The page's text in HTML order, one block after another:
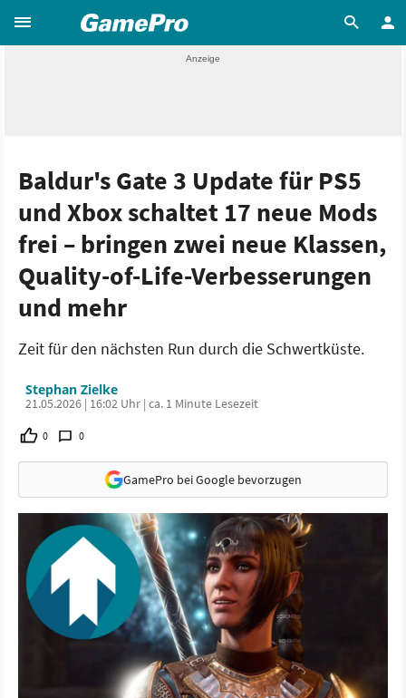
Baldur's Gate 3 Update für PS5
und Xbox schaltet 17 neue Mods
frei – bringen zwei neue Klassen,
Quality-of-Life-Verbesserungen
und mehr
Zeit für den nächsten Run durch die Schwertküste.
Stephan Zielke
21.05.2026 | 16:02 Uhr | ca. 1 Minute Lesezeit
0 0
GamePro bei Google bevorzugen